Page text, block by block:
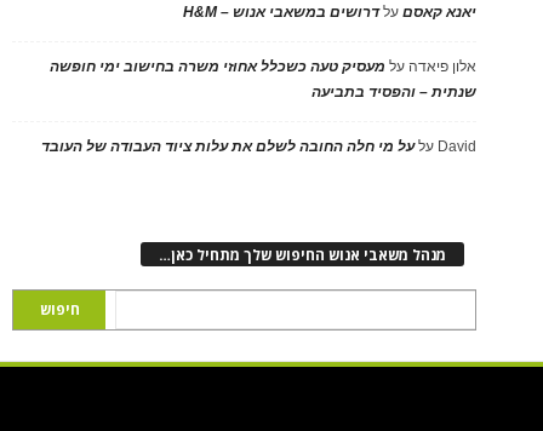
יאנא קאסםעלדרושים במשאבי אנוש – H&M
אלון פיאדה על מעסיק טעה כשכלל אחוזי משרה בחישוב ימי חופשה
שנתית – והפסיד בתביעה
David עלעל מי חלה החובה לשלם את עלות ציוד העבודה של העובד
מנהל משאבי אנוש החיפוש שלך מתחיל כאן…